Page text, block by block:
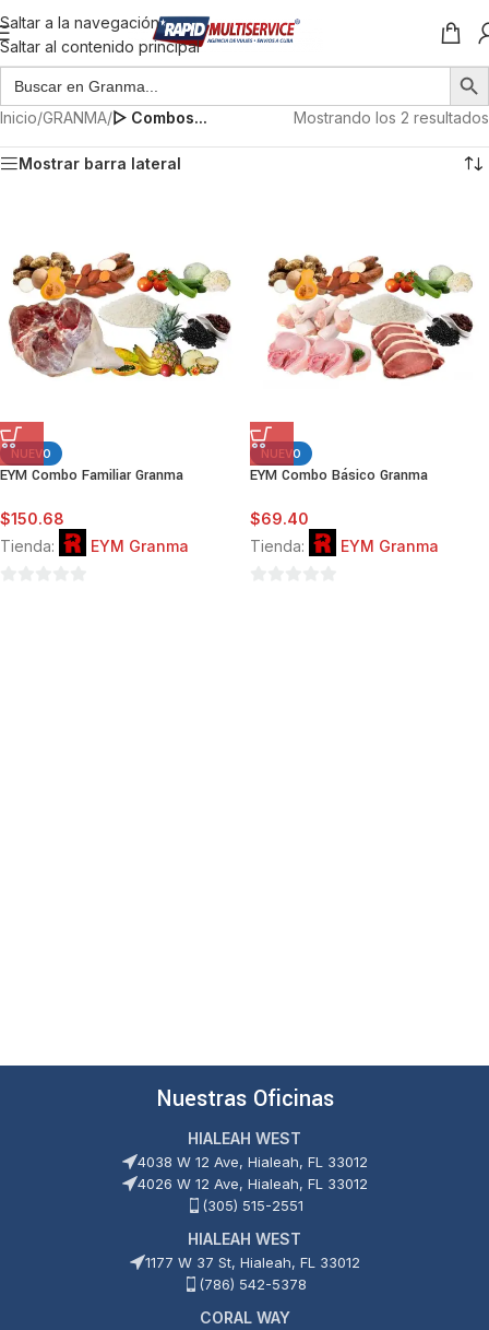
Saltar a la navegación
Saltar al contenido principal
Inicio/GRANMA/▷ Combos... Mostrando los 2 resultados
Mostrar barra lateral
NUEVO
EYM Combo Familiar Granma
$150.68
Tienda:
EYM Granma
NUEVO
EYM Combo Básico Granma
$69.40
Tienda:
EYM Granma
Nuestras Oficinas
HIALEAH WEST
4038 W 12 Ave, Hialeah, FL 33012
4026 W 12 Ave, Hialeah, FL 33012
(305) 515-2551
HIALEAH WEST
1177 W 37 St, Hialeah, FL 33012
(786) 542-5378
CORAL WAY